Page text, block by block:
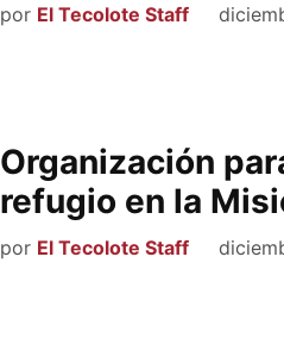
por El Tecolote Staff
Organización
refugio en la
por El Tecolote Staff